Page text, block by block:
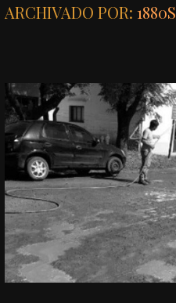
ARCHIVADO POR:1880S